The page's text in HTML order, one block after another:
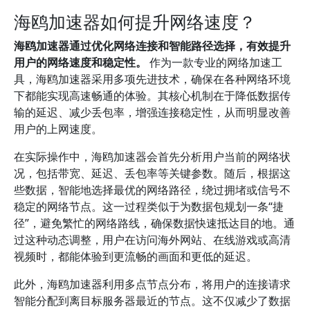
海鸥加速器如何提升网络速度？
海鸥加速器通过优化网络连接和智能路径选择，有效提升
用户的网络速度和稳定性。
作为一款专业的网络加速工
具，海鸥加速器采用多项先进技术，确保在各种网络环境
下都能实现高速畅通的体验。其核心机制在于降低数据传
输的延迟、减少丢包率，增强连接稳定性，从而明显改善
用户的上网速度。
在实际操作中，海鸥加速器会首先分析用户当前的网络状
况，包括带宽、延迟、丢包率等关键参数。随后，根据这
些数据，智能地选择最优的网络路径，绕过拥堵或信号不
稳定的网络节点。这一过程类似于为数据包规划一条“捷
径”，避免繁忙的网络路线，确保数据快速抵达目的地。通
过这种动态调整，用户在访问海外网站、在线游戏或高清
视频时，都能体验到更流畅的画面和更低的延迟。
此外，海鸥加速器利用多点节点分布，将用户的连接请求
智能分配到离目标服务器最近的节点。这不仅减少了数据